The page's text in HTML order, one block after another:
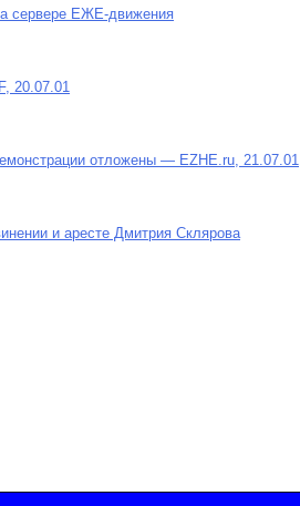
сервере ЕЖЕ-движения
20.07.01
отложены — EZHE.ru, 21.07.01
и аресте Дмитрия Склярова